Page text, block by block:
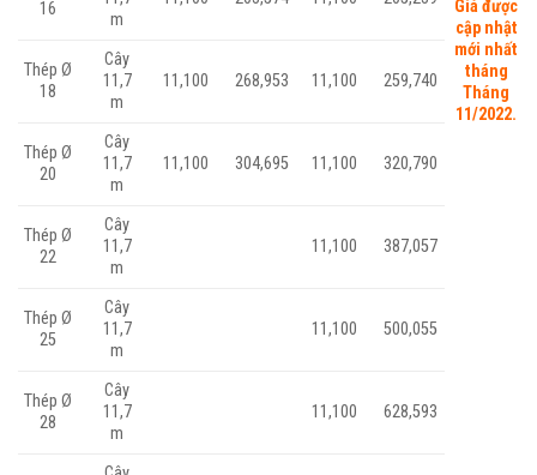
Giá được
cập nhật
mới nhất
tháng
Tháng
11/2022.
16
m
Thép Ø
18
Cây
11,7
m
11,100 268,953 11,100 259,740
Thép Ø
20
Cây
11,7
m
11,100 304,695 11,100 320,790
Thép Ø
22
Cây
11,7
m
11,100 387,057
Thép Ø
25
Cây
11,7
m
11,100 500,055
Thép Ø
28
Cây
11,7
m
11,100 628,593